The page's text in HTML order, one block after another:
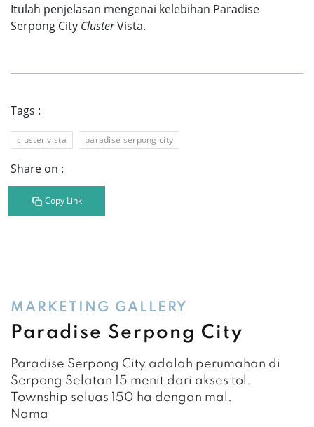
Itulah penjelasan mengenai kelebihan Paradise
Serpong City ClusterVista.
Tags :
cluster vista paradise serpong city
Share on :
Copy Link
MARKETING GALLERY
Paradise Serpong City
Paradise Serpong City adalah perumahan di
Serpong Selatan 15 menit dari akses tol.
Township seluas 150 ha dengan mal.
Nama